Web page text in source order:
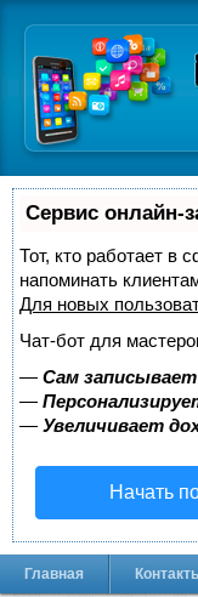
Сервис онлайн-
Тот, кто работает в
напоминать
Для новых
Чат-бот для
— Сам
—
— Увеличивает
Начать
Главная